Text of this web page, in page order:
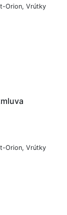
Orion, Vrútky
Orion, Vrútky